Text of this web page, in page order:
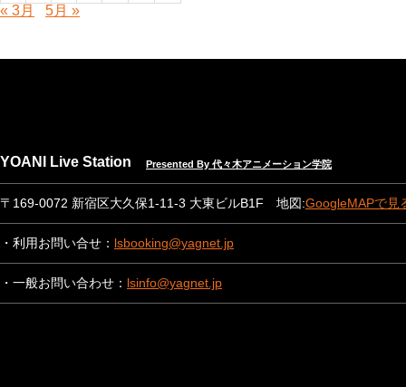
« 3月 5月 »
YOANI Live Station Presented By 代々木アニメーション学院
〒169-0072 新宿区大久保1-11-3 大東ビルB1F 地図:GoogleMAPで見
・利用お問い合せ： lsbooking@yagnet.jp
・一般お問い合わせ： lsinfo@yagnet.jp